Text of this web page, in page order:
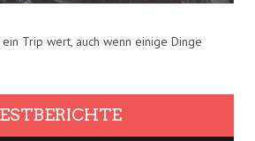
ein Trip wert, auch wenn einige Dinge